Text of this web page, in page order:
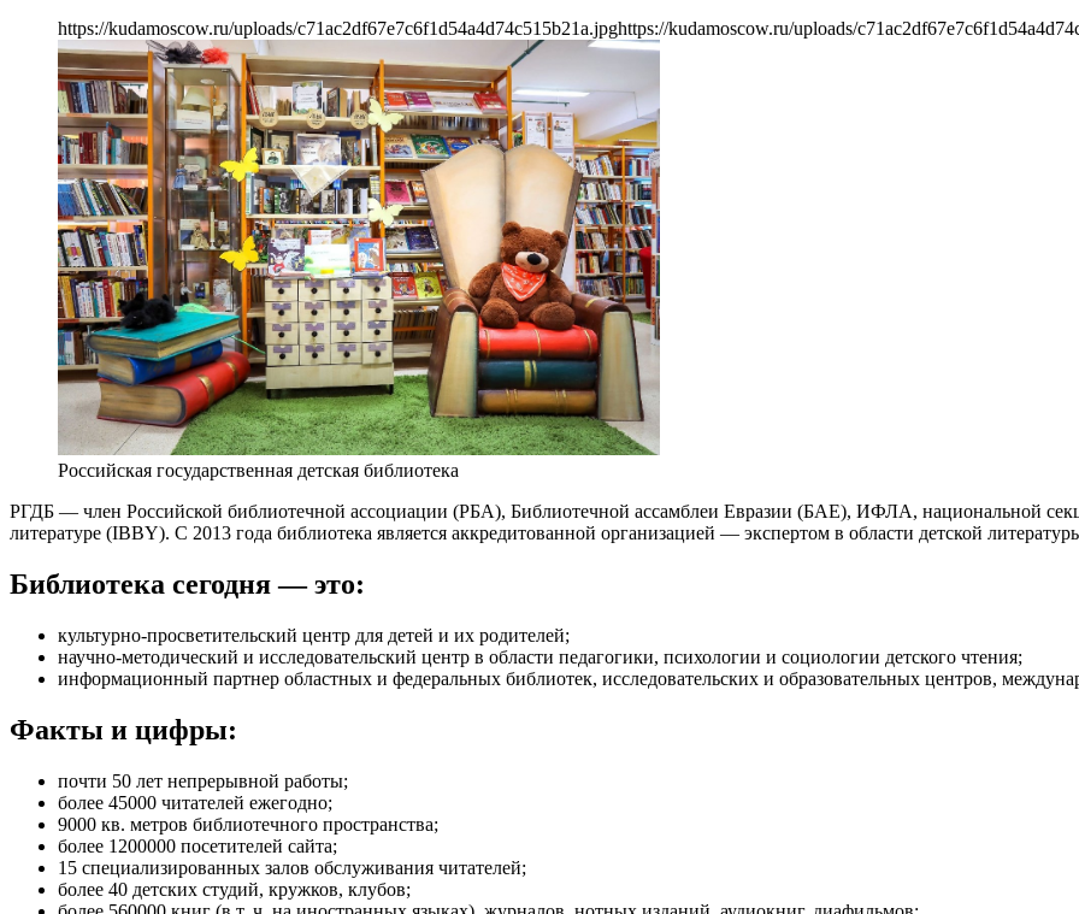
https://kudamoscow.ru/uploads/c71ac2df67e7c6f1d54a4d74c515b21a.jpghttps://kudamoscow.ru/uploads/
Российская государственная детская библиотека
РГДБ — член Российской библиотечной ассоциации (РБА), Библиотечной ассамблеи Евразии (БАЕ), ИФЛА, национальной
литературе (IBBY). С 2013 года библиотека является аккредитованной организацией — экспертом в области детской
Библиотека сегодня — это:
культурно-просветительский центр для детей и их родителей;
научно-методический и исследовательский центр в области педагогики, психологии и социологии детского чтения;
информационный партнер областных и федеральных библиотек, исследовательских и образовательных центров,
Факты и цифры:
почти 50 лет непрерывной работы;
более 45000 читателей ежегодно;
9000 кв. метров библиотечного пространства;
более 1200000 посетителей сайта;
15 специализированных залов обслуживания читателей;
более 40 детских студий, кружков, клубов;